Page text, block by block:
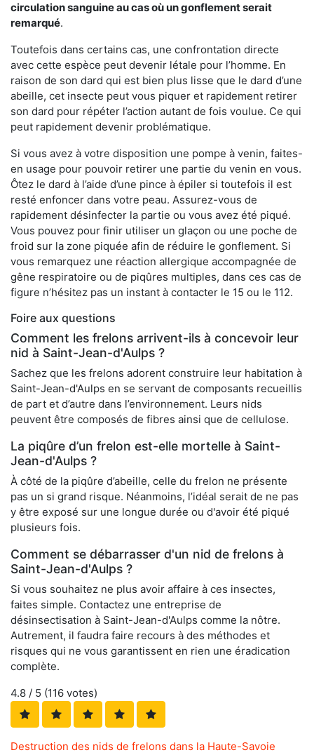
circulation sanguine au cas où un gonflement serait
remarqué.
Toutefois dans certains cas, une confrontation directe
avec cette espèce peut devenir létale pour l’homme. En
raison de son dard qui est bien plus lisse que le dard d’une
abeille, cet insecte peut vous piquer et rapidement retirer
son dard pour répéter l’action autant de fois voulue. Ce qui
peut rapidement devenir problématique.
Si vous avez à votre disposition une pompe à venin, faites-
en usage pour pouvoir retirer une partie du venin en vous.
Ôtez le dard à l’aide d’une pince à épiler si toutefois il est
resté enfoncer dans votre peau. Assurez-vous de
rapidement désinfecter la partie ou vous avez été piqué.
Vous pouvez pour finir utiliser un glaçon ou une poche de
froid sur la zone piquée afin de réduire le gonflement. Si
vous remarquez une réaction allergique accompagnée de
gêne respiratoire ou de piqûres multiples, dans ces cas de
figure n’hésitez pas un instant à contacter le 15 ou le 112.
Foire aux questions
Comment les frelons arrivent-ils à concevoir leur
nid à Saint-Jean-d'Aulps ?
Sachez que les frelons adorent construire leur habitation à
Saint-Jean-d'Aulps en se servant de composants recueillis
de part et d’autre dans l’environnement. Leurs nids
peuvent être composés de fibres ainsi que de cellulose.
La piqûre d’un frelon est-elle mortelle à Saint-
Jean-d'Aulps ?
À côté de la piqûre d’abeille, celle du frelon ne présente
pas un si grand risque. Néanmoins, l’idéal serait de ne pas
y être exposé sur une longue durée ou d'avoir été piqué
plusieurs fois.
Comment se débarrasser d'un nid de frelons à
Saint-Jean-d'Aulps ?
Si vous souhaitez ne plus avoir affaire à ces insectes,
faites simple. Contactez une entreprise de
désinsectisation à Saint-Jean-d'Aulps comme la nôtre.
Autrement, il faudra faire recours à des méthodes et
risques qui ne vous garantissent en rien une éradication
complète.
4.8 / 5 (116 votes)
Destruction des nids de frelons dans la Haute-Savoie